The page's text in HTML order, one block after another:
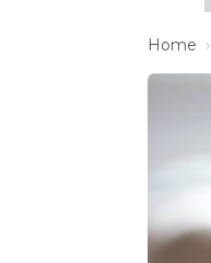
Home